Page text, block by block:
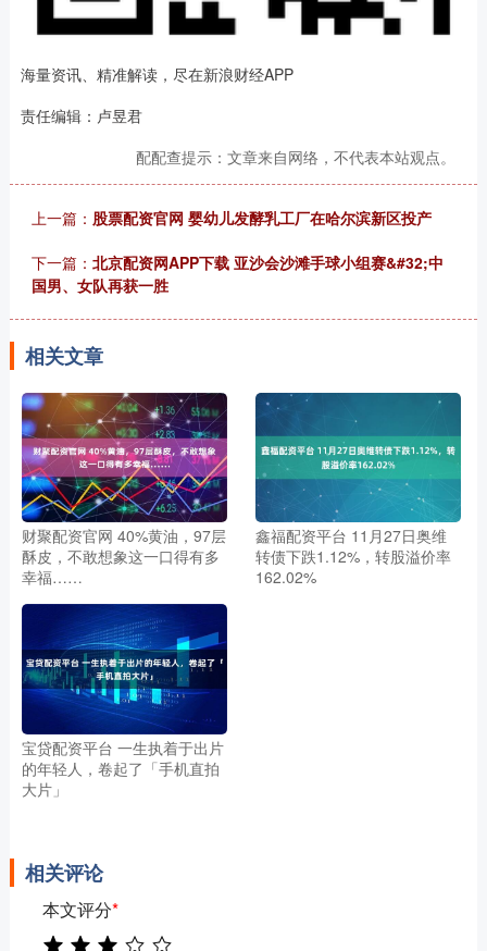
海量资讯、精准解读，尽在新浪财经APP
责任编辑：卢昱君
配配查提示：文章来自网络，不代表本站观点。
上一篇： 股票配资官网 婴幼儿发酵乳工厂在哈尔滨新区投产
下一篇： 北京配资网APP下载 亚沙会沙滩手球小组赛&#32;中
国男、女队再获一胜
相关文章
财聚配资官网 40%黄油，97层
酥皮，不敢想象这一口得有多
幸福……
鑫福配资平台 11月27日奥维
转债下跌1.12%，转股溢价率
162.02%
宝贷配资平台 一生执着于出片
的年轻人，卷起了「手机直拍
大片」
相关评论
本文评分*